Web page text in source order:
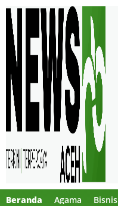
Beranda Agama Bisnis